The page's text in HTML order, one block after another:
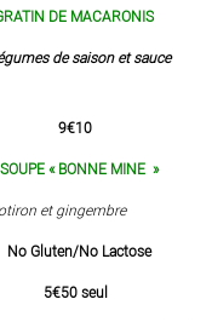
DE MACARONIS
de saison etsauce
SOUPE « BONNE MINE »
et gingembre
5€50 seul